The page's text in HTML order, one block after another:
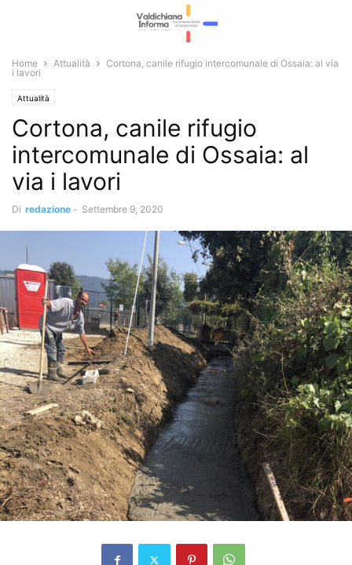
Home Attualità
Cortona, canile rifugio intercomunale di Ossaia: al via
i lavori
Attualità
Cortona, canile rifugio
intercomunale di Ossaia: al
via i lavori
Di redazione - Settembre 9, 2020